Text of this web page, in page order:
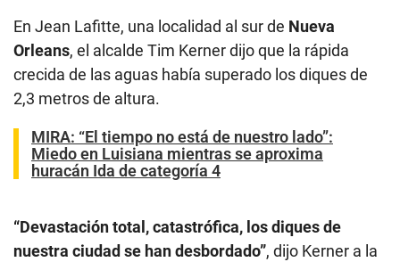
En Jean Lafitte, una localidad al sur de Nueva
Orleans, el alcalde Tim Kerner dijo que la rápida
crecida de las aguas había superado los diques de
2,3 metros de altura.
MIRA: “El tiempo no está de nuestro lado”:
Miedo en Luisiana mientras se aproxima
huracán Ida de categoría 4
“Devastación total, catastrófica, los diques de
nuestra ciudad se han desbordado”, dijo Kerner a la